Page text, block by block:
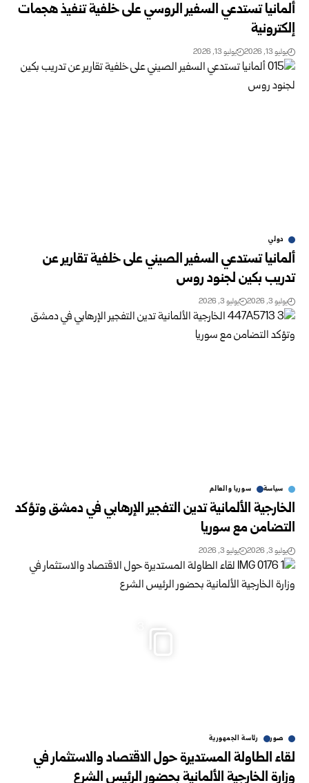
ألمانيا تستدعي السفير الروسي على خلفية تنفيذ هجمات
إلكترونية
يوليو 13, 2026 يوليو 13, 2026
دولي
ألمانيا تستدعي السفير الصيني على خلفية تقارير عن
تدريب بكين لجنود روس
يوليو 3, 2026 يوليو 3, 2026
سياسة سوريا والعالم
الخارجية الألمانية تدين التفجير الإرهابي في دمشق وتؤكد
التضامن مع سوريا
يوليو 3, 2026 يوليو 3, 2026
صور رئاسة الجمهورية
لقاء الطاولة المستديرة حول الاقتصاد والاستثمار في
وزارة الخارجية الألمانية بحضور الرئيس الشرع